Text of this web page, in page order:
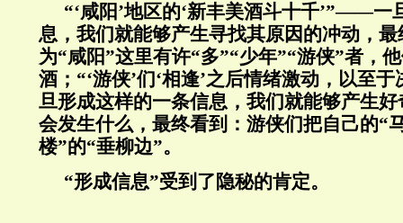
“‘咸阳’地区的‘新丰美酒斗十千’”——一
息，我们就能够产生寻找其原因的冲动，
为“咸阳”这里有许“多”“少年”“游侠”者，
酒；“‘游侠’们‘相逢’之后情绪激动，以至
旦形成这样的一条信息，我们就能够产生
会发生什么，最终看到：游侠们把自己的“
楼”的“垂柳边”。
“形成信息”受到了隐秘的肯定。